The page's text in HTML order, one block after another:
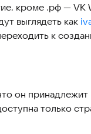
кроме .рф — VK
выглядеть как
к
он
только